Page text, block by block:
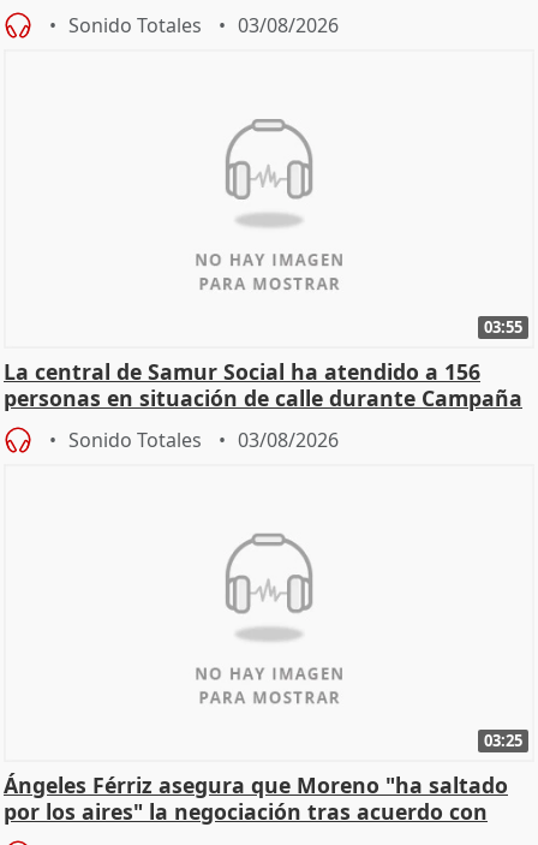
Sonido Totales 03/08/2026
03:55
La central de Samur Social ha atendido a 156
personas en situación de calle durante Campaña
de Calor
Sonido Totales 03/08/2026
03:25
Ángeles Férriz asegura que Moreno "ha saltado
por los aires" la negociación tras acuerdo con
SMA